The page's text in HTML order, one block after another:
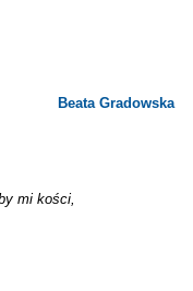
Beata Gradowska
mi kości,